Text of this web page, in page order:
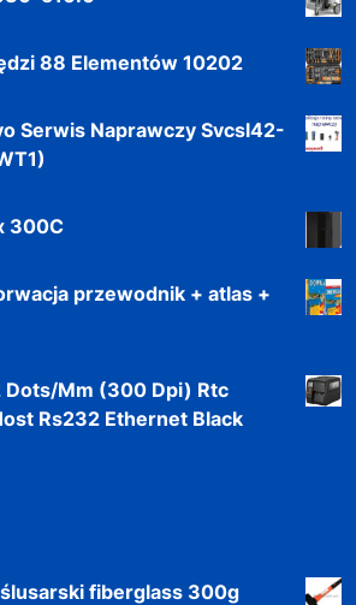
88 Elementów 10202
Serwis Naprawczy Svcsl42-
300C
przewodnik + atlas +
Dots/Mm (300 Dpi) Rtc
Rs232 Ethernet Black
fiberglass 300g